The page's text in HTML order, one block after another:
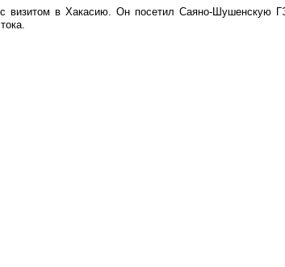
визитом в Хакасию. Он посетил Саяно-Шушенскую